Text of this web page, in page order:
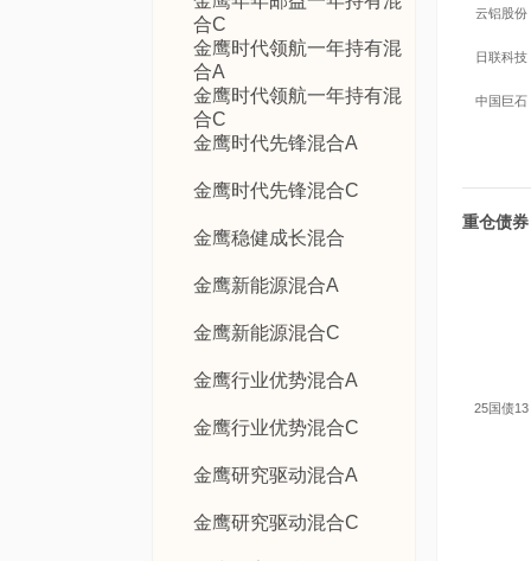
合C
金鹰时代领航一年持有混
合A
金鹰时代领航一年持有混
合C
金鹰时代先锋混合A
金鹰时代先锋混合C
金鹰稳健成长混合
金鹰新能源混合A
金鹰新能源混合C
金鹰行业优势混合A
金鹰行业优势混合C
金鹰研究驱动混合A
金鹰研究驱动混合C
云铝股份
日联科技
中国巨石
重仓债券
25国债13